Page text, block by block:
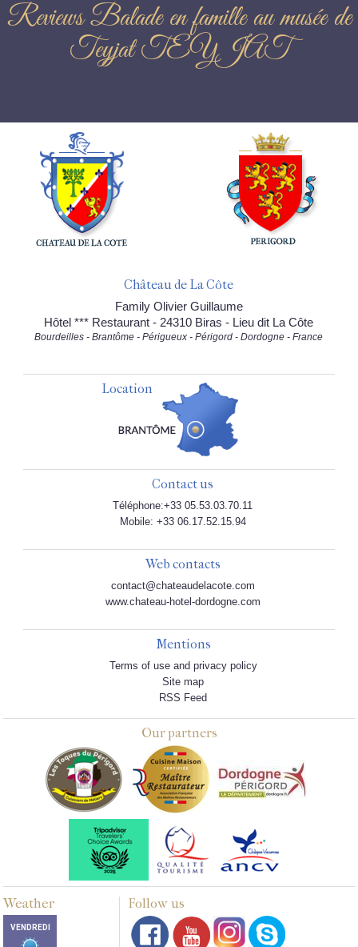
Reviews Balade en famille au musée de
Teyjat TEYJAT
Château de La Côte
Family Olivier Guillaume
Hôtel *** Restaurant - 24310 Biras - Lieu dit La Côte
Bourdeilles - Brantôme - Périgueux - Périgord - Dordogne - France
Location
Contact us
Téléphone:+33 05.53.03.70.11
Mobile: +33 06.17.52.15.94
Web contacts
contact@chateaudelacote.com
www.chateau-hotel-dordogne.com
Mentions
Terms of use and privacy policy
Site map
RSS Feed
Our partners
Weather Follow us